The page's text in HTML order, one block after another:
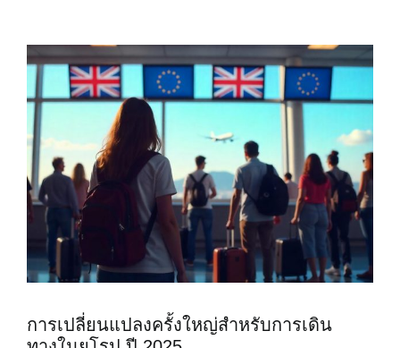
การเปลี่ยนแปลงครั้งใหญ่สำหรับการเดิน